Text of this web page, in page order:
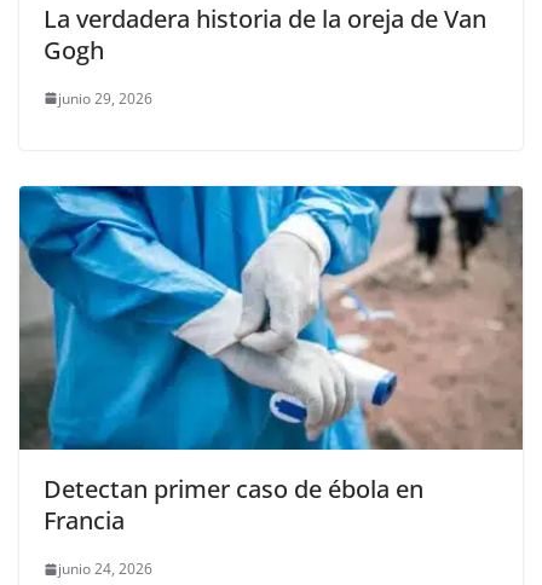
La verdadera historia de la oreja de Van
Gogh
junio 29, 2026
Detectan primer caso de ébola en
Francia
junio 24, 2026